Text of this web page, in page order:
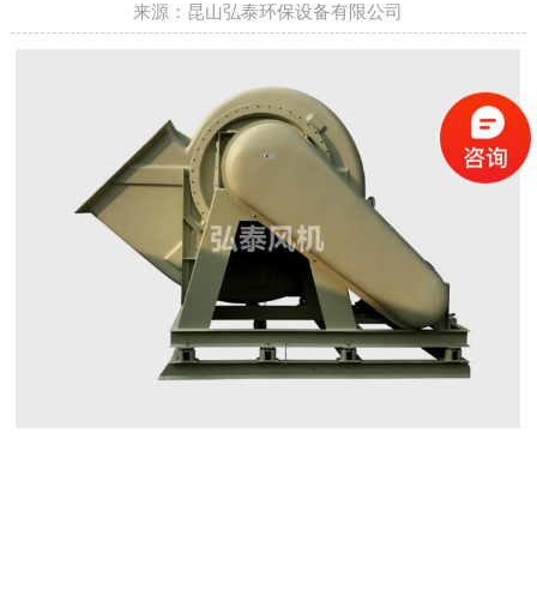
来源：昆山弘泰环保设备有限公司